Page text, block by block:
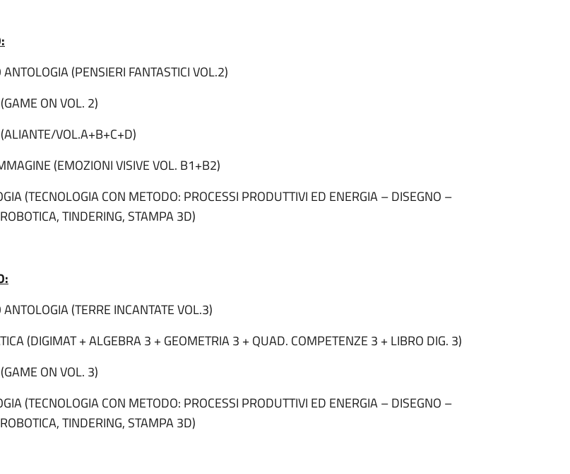
(PENSIERI FANTASTICI VOL.2)
ON VOL. 2)
VOL.A+B+C+D)
(EMOZIONI VISIVE VOL. B1+B2)
(TECNOLOGIA CON METODO: PROCESSI PRODUTTIVI ED ENERGIA – DISEGNO –
TINDERING, STAMPA 3D)
(TERRE INCANTATE VOL.3)
(DIGIMAT + ALGEBRA 3 + GEOMETRIA 3 + QUAD. COMPETENZE 3 + LIBRO DIG. 3)
ON VOL. 3)
(TECNOLOGIA CON METODO: PROCESSI PRODUTTIVI ED ENERGIA – DISEGNO –
TINDERING, STAMPA 3D)